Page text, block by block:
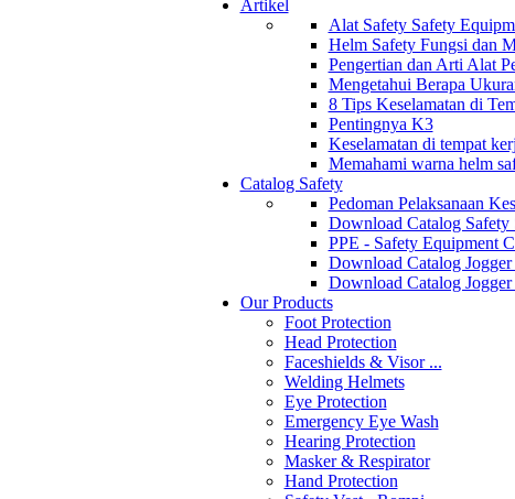
Artikel
Alat Safety Safety
Helm Safety Fungsi dan
Pengertian dan Arti Alat
Mengetahui Berapa
8 Tips Keselamatan di
Pentingnya K3
Keselamatan di tempat
Memahami warna helm
Catalog Safety
Pedoman Pelaksanaan
Download Catalog Safety
PPE - Safety Equipment
Download Catalog Jogger
Download Catalog
Our Products
Foot Protection
Head Protection
Faceshields & Visor ...
Welding Helmets
Eye Protection
Emergency Eye Wash
Hearing Protection
Masker & Respirator
Hand Protection